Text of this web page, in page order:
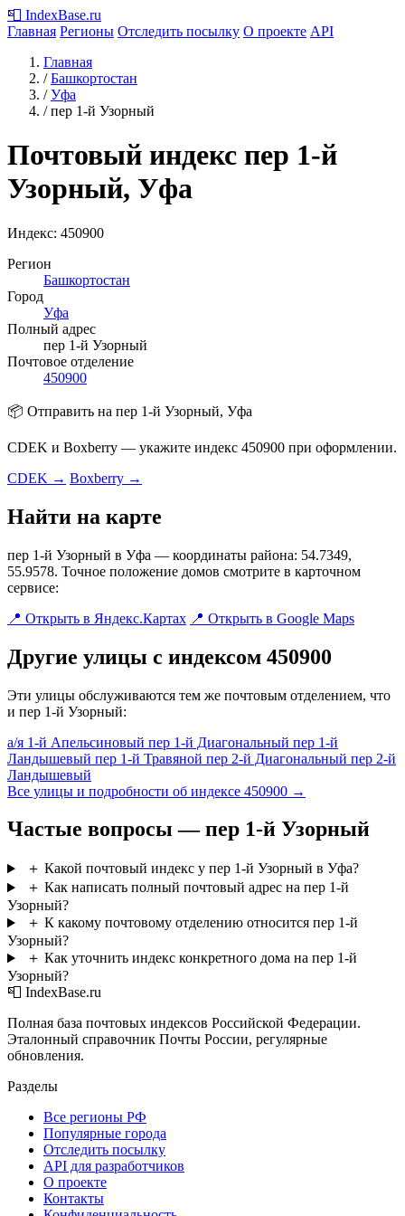
📮 IndexBase.ru
Главная Регионы Отследить посылку О проекте API
Главная
/ Башкортостан
/ Уфа
/ пер 1-й Узорный
Почтовый индекс пер 1-й
Узорный, Уфа
Индекс: 450900
Регион
Башкортостан
Город
Уфа
Полный адрес
пер 1-й Узорный
Почтовое отделение
450900
📦 Отправить на пер 1-й Узорный, Уфа
CDEK и Boxberry — укажите индекс 450900 при оформлении.
CDEK → Boxberry →
Найти на карте
пер 1-й Узорный в Уфа — координаты района: 54.7349,
55.9578. Точное положение домов смотрите в карточном
сервисе:
📍 Открыть в Яндекс.Картах 📍 Открыть в Google Maps
Другие улицы с индексом 450900
Эти улицы обслуживаются тем же почтовым отделением, что
и пер 1-й Узорный:
а/я 1-й Апельсиновый пер 1-й Диагональный пер 1-й
Ландышевый пер 1-й Травяной пер 2-й Диагональный пер 2-й
Ландышевый
Все улицы и подробности об индексе 450900 →
Частые вопросы — пер 1-й Узорный
＋ Какой почтовый индекс у пер 1-й Узорный в Уфа?
＋ Как написать полный почтовый адрес на пер 1-й
Узорный?
＋ К какому почтовому отделению относится пер 1-й
Узорный?
＋ Как уточнить индекс конкретного дома на пер 1-й
Узорный?
📮 IndexBase.ru
Полная база почтовых индексов Российской Федерации.
Эталонный справочник Почты России, регулярные
обновления.
Разделы
Все регионы РФ
Популярные города
Отследить посылку
API для разработчиков
О проекте
Контакты